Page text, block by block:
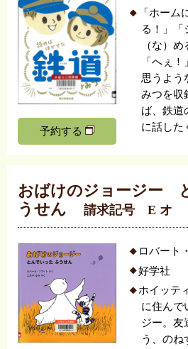
予約する
「ホーム
る！」「
（な）
「へぇ
思うよう
みつを収
ば、鉄道
に話した
おばけのジョージー
うせん
請求記号 E オ
ロバート
好学社
ホイッテ
に住んで
ジー。友
う、のね